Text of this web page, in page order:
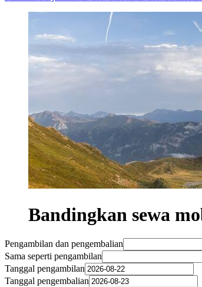
Bandingkan sewa
Pengambilan dan pengembalian
Sama seperti pengambilan
Tanggal pengambilan
Tanggal pengembalian